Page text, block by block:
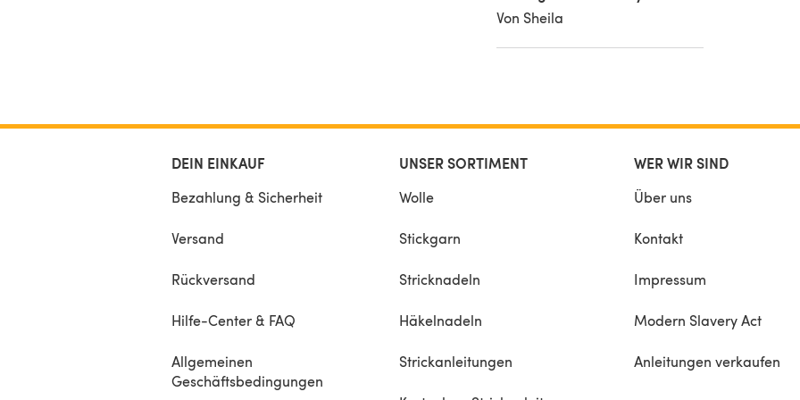
Von Sheila
DEIN EINKAUF
Bezahlung & Sicherheit
Versand
Rückversand
Hilfe-Center & FAQ
Allgemeinen
Geschäftsbedingungen
UNSER SORTIMENT
Wolle
Stickgarn
Stricknadeln
Häkelnadeln
Strickanleitungen
WER WIR SIND
Über uns
Kontakt
Impressum
Modern Slavery Act
Anleitungen verkaufen